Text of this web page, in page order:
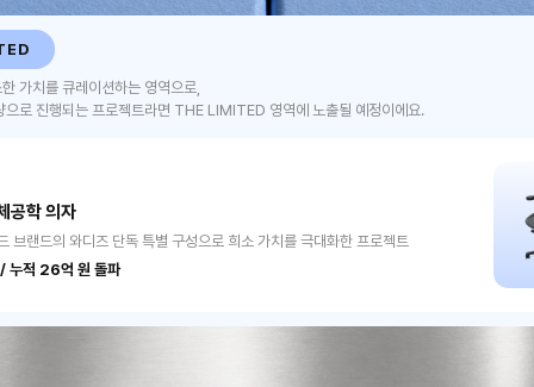
가치를 큐레이션하는 영역으로,
으로 진행되는 프로젝트라면 THE LIMITED 영역에 노출될 예정이에요.
공학 의자
브랜드의 와디즈 단독 특별 구성으로 희소 가치를 극대화한 프로젝트
누적 26억 원 돌파